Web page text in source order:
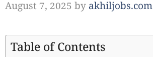
August 7, 2025 by akhiljobs.com
Table of Contents